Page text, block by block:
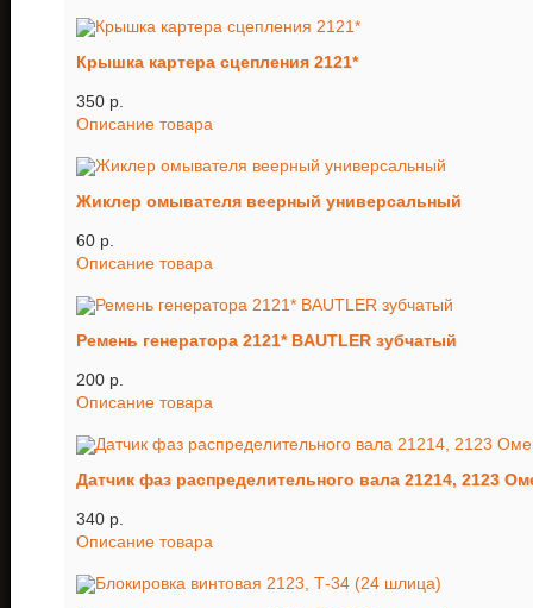
Крышка картера сцепления 2121*
350 p.
Описание товара
Жиклер омывателя веерный универсальный
60 p.
Описание товара
Ремень генератора 2121* BAUTLER зубчатый
200 p.
Описание товара
Датчик фаз распределительного вала 21214, 2123
340 p.
Описание товара